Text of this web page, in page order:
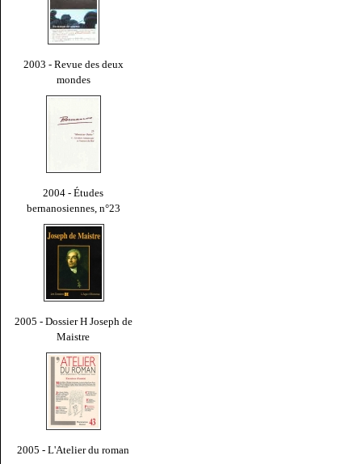
2003 - Revue des deux
mondes
2004 - Études
bernanosiennes, n°23
2005 - Dossier H Joseph de
Maistre
2005 - L'Atelier du roman